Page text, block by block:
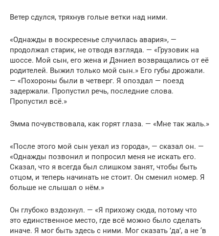
Ветер сдулся, тряхнув голые ветки над ними.
«Однажды в воскресенье случилась авария», —
продолжал старик, не отводя взгляда. — «Грузовик на
шоссе. Мой сын, его жена и Дэниел возвращались от её
родителей. Выжил только мой сын.» Его губы дрожали.
— «Похороны были в четверг. Я опоздал — поезд
задержали. Пропустил речь, последние слова.
Пропустил всё.»
Эмма почувствовала, как горят глаза. — «Мне так жаль.»
«После этого мой сын уехал из города», — сказал он. —
«Однажды позвонил и попросил меня не искать его.
Сказал, что я всегда был слишком занят, чтобы быть
отцом, и теперь начинать не стоит. Он сменил номер. Я
больше не слышал о нём.»
Он глубоко вздохнул. — «Я прихожу сюда, потому что
это единственное место, где всё можно было сделать
иначе. Я мог быть здесь с ними. Мог сказать ’да’, а не ‘в